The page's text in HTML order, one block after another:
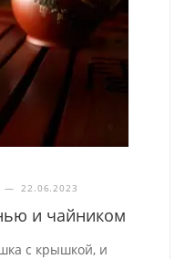
— 22.06.2023
и чайником
с крышкой, и